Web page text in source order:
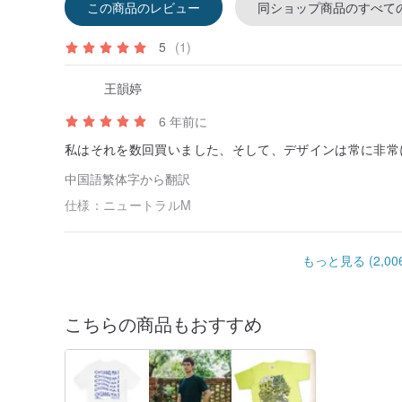
この商品のレビュー 同ショップ商品のすべて
5 (1)
王韻婷
6 年前に
私はそれを数回買いました、そして、デザインは常に非常
中国語繁体字から翻訳
仕様： ニュートラルM
もっと見る
こちらの商品もおすすめ